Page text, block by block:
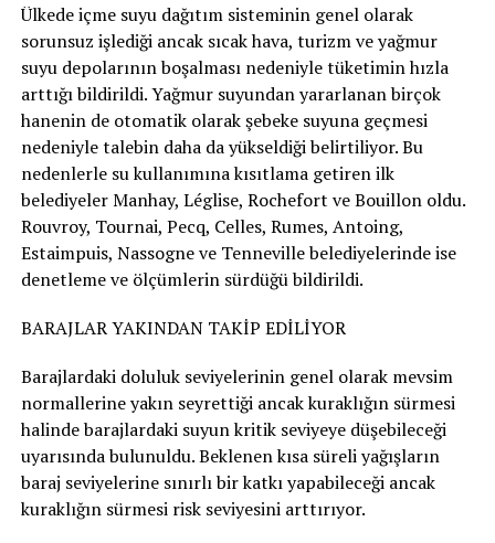
Ülkede içme suyu dağıtım sisteminin genel olarak
sorunsuz işlediği ancak sıcak hava, turizm ve yağmur
suyu depolarının boşalması nedeniyle tüketimin hızla
arttığı bildirildi. Yağmur suyundan yararlanan birçok
hanenin de otomatik olarak şebeke suyuna geçmesi
nedeniyle talebin daha da yükseldiği belirtiliyor. Bu
nedenlerle su kullanımına kısıtlama getiren ilk
belediyeler Manhay, Léglise, Rochefort ve Bouillon oldu.
Rouvroy, Tournai, Pecq, Celles, Rumes, Antoing,
Estaimpuis, Nassogne ve Tenneville belediyelerinde ise
denetleme ve ölçümlerin sürdüğü bildirildi.
BARAJLAR YAKINDAN TAKİP EDİLİYOR
Barajlardaki doluluk seviyelerinin genel olarak mevsim
normallerine yakın seyrettiği ancak kuraklığın sürmesi
halinde barajlardaki suyun kritik seviyeye düşebileceği
uyarısında bulunuldu. Beklenen kısa süreli yağışların
baraj seviyelerine sınırlı bir katkı yapabileceği ancak
kuraklığın sürmesi risk seviyesini arttırıyor.